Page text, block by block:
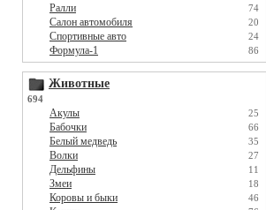
Ралли 74
Салон автомобиля 20
Спортивные авто 24
Формула-1 86
Животные
694
Акулы 25
Бабочки 66
Белый медведь 35
Волки 27
Дельфины 11
Змеи 18
Коровы и быки 46